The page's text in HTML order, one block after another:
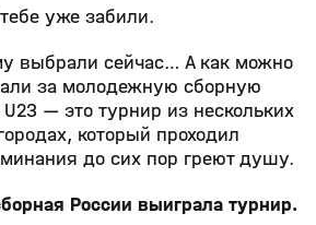
уже забили.
выбрали сейчас… А как можно
за молодежную сборную
— это турнир из нескольких
который проходил
до сих пор греют душу.
России выиграла турнир.